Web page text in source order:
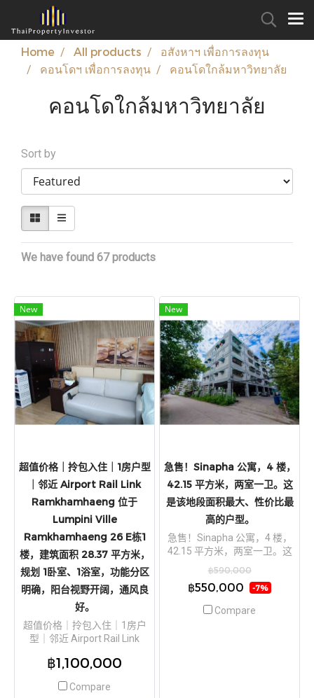
Home All products
อสังหาฯ เพื่อการลงทุน
คอนโดฯ เพื่อการลงทุน
คอนโดใกล้มหาวิทยาลัย
คอนโดใกล้มหาวิทยาลัย
Sort by
We have found 67 products
New
超值价格｜拎包入住｜1房户型
｜邻近 Airport Rail Link
Ramkhamhaeng 位于
Lumpini Ville
Ramkhamhaeng 26 E栋1
楼，建筑面积 28.37 平方米，
规划 1卧室、1浴室，功能分区
明确，阳台视野开阔，通风良
好。
超值价格｜拎包入住｜1房户
型｜邻近 Airport Rail Link
Lumpini Ville Ramkhamhaeng
方米，规划 1卧室、1浴室，功
฿1,100,000
Compare
New
急售！Sinapha 公寓，4 楼，
42.15 平方米，两室一卫。这
是该地段面积最大、性价比最
高的户型。
急售！Sinapha 公寓，4 楼，
42.15 平方米，两室一卫。这
高的户型。
฿590,000
฿550,000 -7%
Compare